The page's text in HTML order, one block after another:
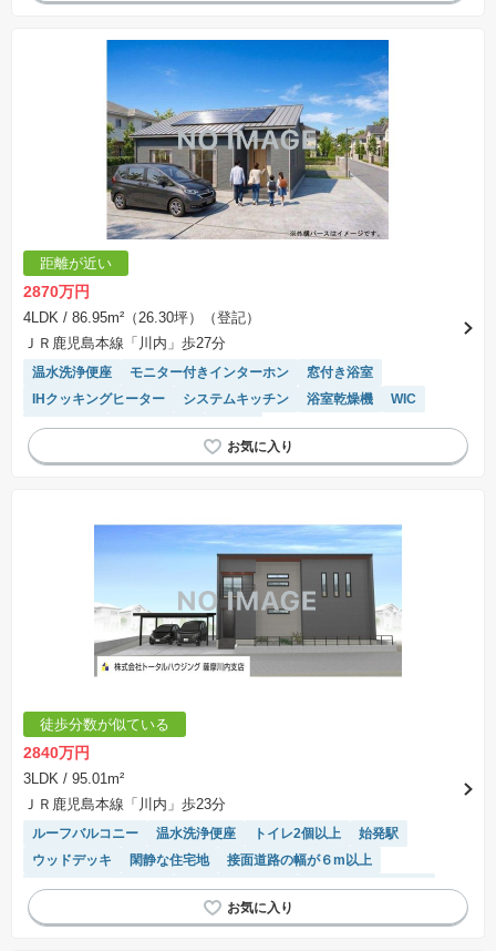
距離が近い
2870万円
4LDK / 86.95m²（26.30坪）（登記）
ＪＲ鹿児島本線「川内」歩27分
温水洗浄便座 モニター付きインターホン
窓付き浴室
IHクッキングヒーター
システムキッチン 浴室乾燥機
WIC
オール電化
対面キッチン 食洗機
徒歩分数が似ている
2840万円
3LDK / 95.01m²
ＪＲ鹿児島本線「川内」歩23分
ルーフバルコニー 温水洗浄便座 トイレ2個以上
始発駅
ウッドデッキ
閑静な住宅地
接面道路の幅が６m以上
IHクッキングヒーター
システムキッチン
キッチン収納が多い
オール電化